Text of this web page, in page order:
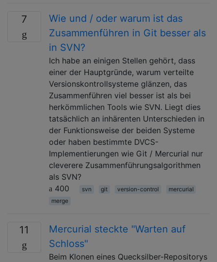
7
Wie und / oder warum ist das
Zusammenführen in Git besser als
in SVN?
Ich habe an einigen Stellen gehört, dass
einer der Hauptgründe, warum verteilte
Versionskontrollsysteme glänzen, das
Zusammenführen viel besser ist als bei
herkömmlichen Tools wie SVN. Liegt dies
tatsächlich an inhärenten Unterschieden in
der Funktionsweise der beiden Systeme
oder haben bestimmte DVCS-
Implementierungen wie Git / Mercurial nur
cleverere Zusammenführungsalgorithmen
als SVN?
400
svn git version-control
mercurial
merge
11
Mercurial steckte "Warten auf
Schloss"
Beim Klonen eines Quecksilber-Repositorys